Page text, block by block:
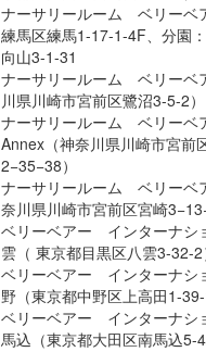
ナーサリールーム ベリーベ
練馬区練馬1-17-1-4F、分園
向山3-1-31
ナーサリールーム ベリーベ
川県川崎市宮前区鷺沼3-5-2）
ナーサリールーム ベリーベ
Annex（神奈川県川崎市宮前
2−35−38）
ナーサリールーム ベリーベ
奈川県川崎市宮前区宮崎
ベリーベアー インターナシ
雲（ 東京都目黒区八雲3-32-2
ベリーベアー インターナシ
野（東京都中野区上高田1-39-
ベリーベアー インターナシ
馬込（東京都大田区南⾺込5-